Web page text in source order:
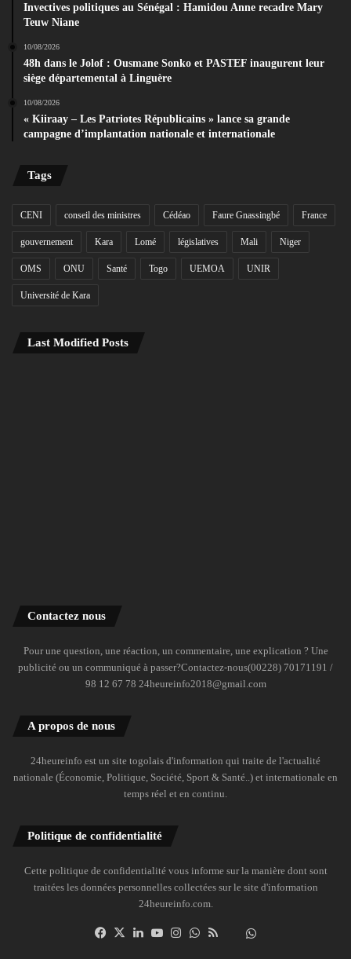
Invectives politiques au Sénégal : Hamidou Anne recadre Mary
Teuw Niane
10/08/2026
48h dans le Jolof : Ousmane Sonko et PASTEF inaugurent leur
siège départemental à Linguère
10/08/2026
« Kiiraay – Les Patriotes Républicains » lance sa grande
campagne d’implantation nationale et internationale
Tags
CENI conseil des ministres Cédéao Faure Gnassingbé France
gouvernement Kara Lomé législatives Mali Niger
OMS ONU Santé Togo UEMOA UNIR
Université de Kara
Last Modified Posts
Contactez nous
Pour une question, une réaction, un commentaire, une explication ? Une
publicité ou un communiqué à passer?Contactez-nous(00228) 70171191 /
98 12 67 78 24heureinfo2018@gmail.com
A propos de nous
24heureinfo est un site togolais d'information qui traite de l'actualité
nationale (Économie, Politique, Société, Sport & Santé..) et internationale en
temps réel et en continu.
Politique de confidentialité
Cette politique de confidentialité vous informe sur la manière dont sont
traitées les données personnelles collectées sur le site d'information
24heureinfo.com.
Facebook
X LinkedinYouTubeInstagramWhatsAppDailymotion